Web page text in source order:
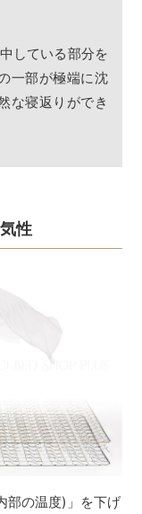
している部分を
一部が極端に沈
な寝返りができ
性
部の温度)」を下げ